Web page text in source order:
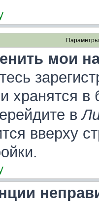
Параметры
мои
хранятся
в
вверху